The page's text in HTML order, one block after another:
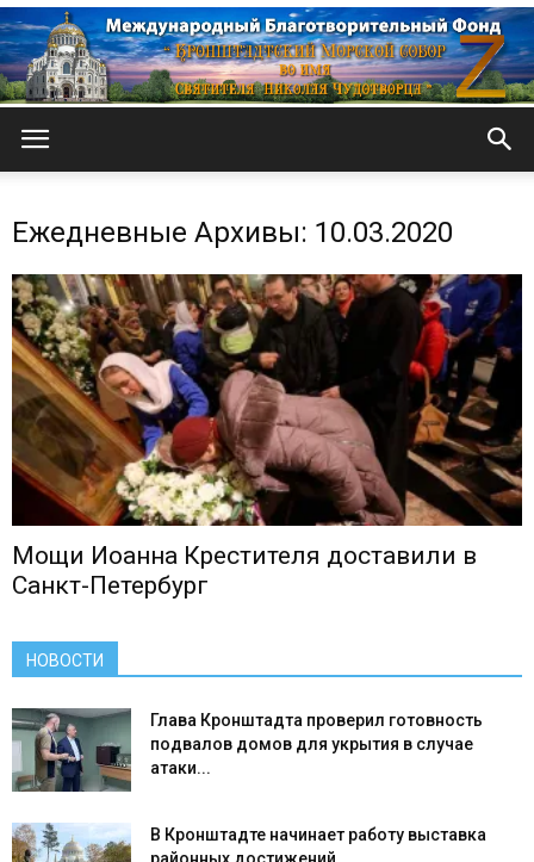
собор
Ежедневные Архивы: 10.03.2020
Мощи Иоанна Крестителя доставили в
Санкт-Петербург
НОВОСТИ
Глава Кронштадта проверил готовность
подвалов домов для укрытия в случае
атаки...
В Кронштадте начинает работу выставка